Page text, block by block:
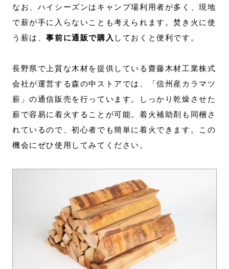
なお、ハイシーズンはキャンプ場利用者が多く、現地
で薪が手に入らないことも考えられます。焚き火に使
う薪は、事前に通販で購入 しておくと便利です。
長野県で上質な木材を提供している齋藤木材工業株式
会社が運営する森の中ストアでは、「信州産カラマツ
薪」の通信販売を行っています。しっかり乾燥させた
薪で容易に着火することが可能。着火補助剤も同梱さ
れているので、初心者でも簡単に着火できます。この
機会にぜひ使用してみてください。